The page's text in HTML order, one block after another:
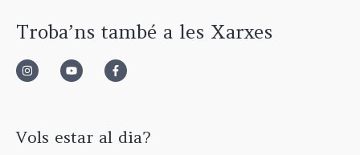
Troba’ns també a les Xarxes
Vols estar al dia?